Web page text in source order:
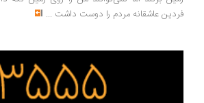
عاشقانه مردم را دوست داشت ...